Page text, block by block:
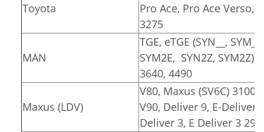
Toyota
Pro Ace, Pro Ace Verso,
3275
MAN
TGE, eTGE (SYN__,
SYM2E, SYN2Z, SYM2Z)
3640, 4490
Maxus (LDV)
V80, Maxus (SV6C) 3100,
V90, Deliver 9, E-Deliver
Deliver 3, E Deliver 3